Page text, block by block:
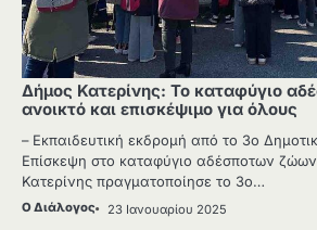
Δήμος Κατερίνης: Το καταφύγιο
ανοικτό και επισκέψιμο για όλους
– Εκπαιδευτική εκδρομή από το 3ο
Επίσκεψη στο καταφύγιο αδέσποτων
Κατερίνης πραγματοποίησε το 3ο…
Ο Διάλογος 23 Ιανουαρίου 2025